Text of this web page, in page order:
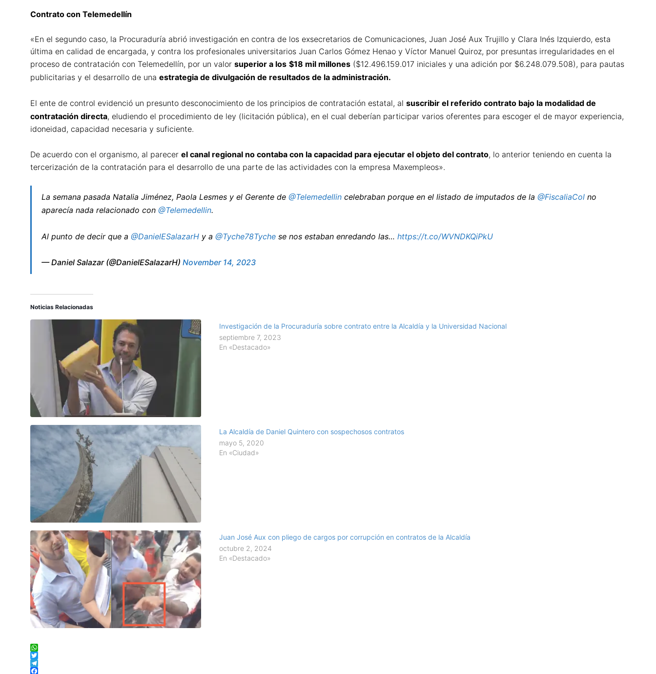
Contrato con Telemedellín
«En el segundo caso, la Procuraduría abrió investigación en contra de los exsecretarios de Comunicaciones, Juan José Aux Trujillo y Clara Inés Izquierdo, esta
última en calidad de encargada, y contra los profesionales universitarios Juan Carlos Gómez Henao y Víctor Manuel Quiroz, por presuntas irregularidades en el
proceso de contratación con Telemedellín, por un valor superior a los $18 mil millones ($12.496.159.017 iniciales y una adición por $6.248.079.508), para pautas
publicitarias y el desarrollo de una estrategia de divulgación de resultados de la administración.
El ente de control evidenció un presunto desconocimiento de los principios de contratación estatal, al suscribir el referido contrato bajo la modalidad de
contratación directa, eludiendo el procedimiento de ley (licitación pública), en el cual deberían participar varios oferentes para escoger el de mayor experiencia,
idoneidad, capacidad necesaria y suficiente.
De acuerdo con el organismo, al parecer el canal regional no contaba con la capacidad para ejecutar el objeto del contrato, lo anterior teniendo en cuenta la
tercerización de la contratación para el desarrollo de una parte de las actividades con la empresa Maxempleos».
La semana pasada Natalia Jiménez, Paola Lesmes y el Gerente de @Telemedellin celebraban porque en el listado de imputados de la @FiscaliaCol no
aparecía nada relacionado con @Telemedellin.
Al punto de decir que a @DanielESalazarH y a @Tyche78Tyche se nos estaban enredando las… https://t.co/WVNDKQiPkU
— Daniel Salazar (@DanielESalazarH) November 14, 2023
Noticias Relacionadas
Investigación de la Procuraduría sobre contrato entre la Alcaldía y la Universidad Nacional
septiembre 7, 2023
En «Destacado»
La Alcaldía de Daniel Quintero con sospechosos contratos
mayo 5, 2020
En «Ciudad»
Juan José Aux con pliego de cargos por corrupción en contratos de la Alcaldía
octubre 2, 2024
En «Destacado»
WhatsApp
Twitter